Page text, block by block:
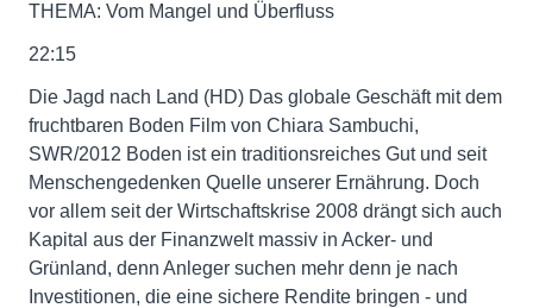
THEMA: Vom Mangel und Überfluss
22:15
Die Jagd nach Land (HD) Das globale Geschäft mit dem
fruchtbaren Boden Film von Chiara Sambuchi,
SWR/2012 Boden ist ein traditionsreiches Gut und seit
Menschengedenken Quelle unserer Ernährung. Doch
vor allem seit der Wirtschaftskrise 2008 drängt sich auch
Kapital aus der Finanzwelt massiv in Acker- und
Grünland, denn Anleger suchen mehr denn je nach
Investitionen, die eine sichere Rendite bringen - und